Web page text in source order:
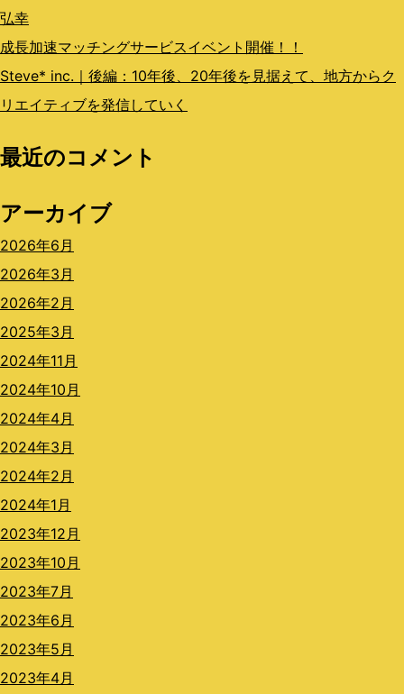
弘幸
成長加速マッチングサービスイベント開催！！
Steve* inc.｜後編：10年後、20年後を見据えて、地方からク
リエイティブを発信していく
最近のコメント
アーカイブ
2026年6月
2026年3月
2026年2月
2025年3月
2024年11月
2024年10月
2024年4月
2024年3月
2024年2月
2024年1月
2023年12月
2023年10月
2023年7月
2023年6月
2023年5月
2023年4月